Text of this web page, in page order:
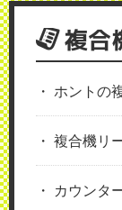
複合
ホントの
複合機リ
カウンタ